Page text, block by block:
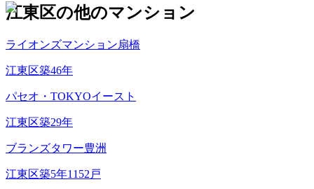
江東区の他のマンション
ライオンズマンション扇橋
江東区築46年
パセオ・TOKYOイースト
江東区築29年
ブランズタワー豊洲
江東区築5年1152 戸